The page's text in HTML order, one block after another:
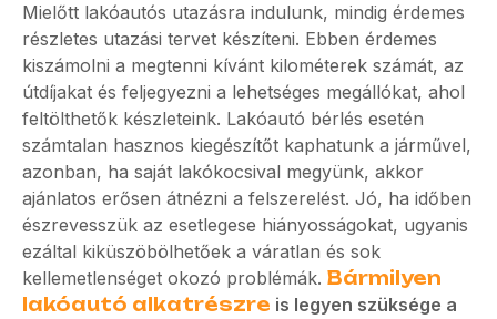
Mielőtt lakóautós utazásra indulunk, mindig érdemes
részletes utazási tervet készíteni. Ebben érdemes
kiszámolni a megtenni kívánt kilométerek számát, az
útdíjakat és feljegyezni a lehetséges megállókat, ahol
feltölthetők készleteink. Lakóautó bérlés esetén
számtalan hasznos kiegészítőt kaphatunk a járművel,
azonban, ha saját lakókocsival megyünk, akkor
ajánlatos erősen átnézni a felszerelést. Jó, ha időben
észrevesszük az esetlegese hiányosságokat, ugyanis
ezáltal kiküszöbölhetőek a váratlan és sok
kellemetlenséget okozó problémák. Bármilyen
lakóautó alkatrészre is legyen szüksége a